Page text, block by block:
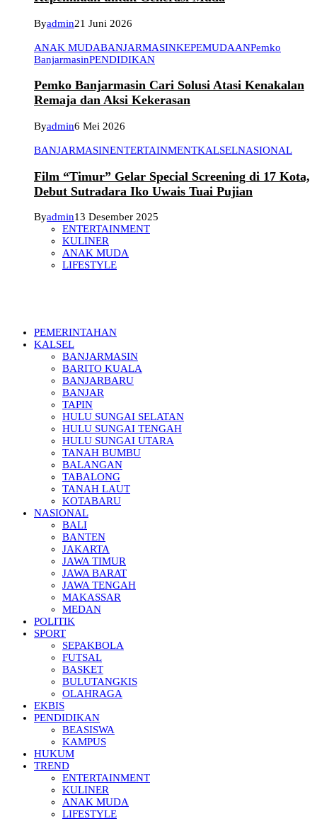
Byadmin21 Juni 2026
ANAK MUDABANJARMASINKEPEMUDAANPemko
BanjarmasinPENDIDIKAN
Pemko Banjarmasin Cari Solusi Atasi Kenakalan
Remaja dan Aksi Kekerasan
Byadmin6 Mei 2026
BANJARMASINENTERTAINMENTKALSELNASIONAL
Film “Timur” Gelar Special Screening di 17 Kota,
Debut Sutradara Iko Uwais Tuai Pujian
Byadmin13 Desember 2025
ENTERTAINMENT
KULINER
ANAK MUDA
LIFESTYLE
PEMERINTAHAN
KALSEL
BANJARMASIN
BARITO KUALA
BANJARBARU
BANJAR
TAPIN
HULU SUNGAI SELATAN
HULU SUNGAI TENGAH
HULU SUNGAI UTARA
TANAH BUMBU
BALANGAN
TABALONG
TANAH LAUT
KOTABARU
NASIONAL
BALI
BANTEN
JAKARTA
JAWA TIMUR
JAWA BARAT
JAWA TENGAH
MAKASSAR
MEDAN
POLITIK
SPORT
SEPAKBOLA
FUTSAL
BASKET
BULUTANGKIS
OLAHRAGA
EKBIS
PENDIDIKAN
BEASISWA
KAMPUS
HUKUM
TREND
ENTERTAINMENT
KULINER
ANAK MUDA
LIFESTYLE